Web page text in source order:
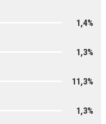
1,4%
1,3%
11,3%
1,3%